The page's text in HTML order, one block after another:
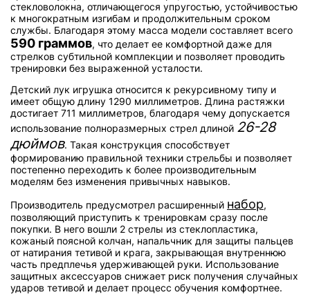
стекловолокна, отличающегося упругостью, устойчивостью
к многократным изгибам и продолжительным сроком
службы. Благодаря этому масса модели составляет всего
590 граммов, что делает ее комфортной даже для
стрелков субтильной комплекции и позволяет проводить
тренировки без выраженной усталости.
Детский лук игрушка относится к рекурсивному типу и
имеет общую длину 1290 миллиметров. Длина растяжки
достигает 711 миллиметров, благодаря чему допускается
использование полноразмерных стрел длиной 26-28
дюймов. Такая конструкция способствует
формированию правильной техники стрельбы и позволяет
постепенно переходить к более производительным
моделям без изменения привычных навыков.
Производитель предусмотрел расширенный набор,
позволяющий приступить к тренировкам сразу после
покупки. В него вошли 2 стрелы из стеклопластика,
кожаный поясной колчан, напальчник для защиты пальцев
от натирания тетивой и крага, закрывающая внутреннюю
часть предплечья удерживающей руки. Использование
защитных аксессуаров снижает риск получения случайных
ударов тетивой и делает процесс обучения комфортнее.